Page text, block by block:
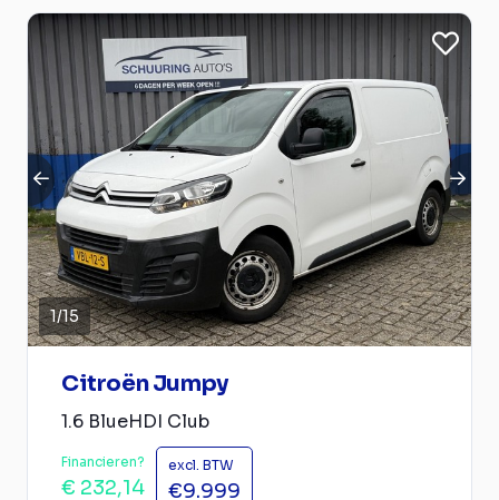
1/15
Citroën Jumpy
1.6 BlueHDI Club
Financieren?
€ 232,14
excl. BTW
€9.999